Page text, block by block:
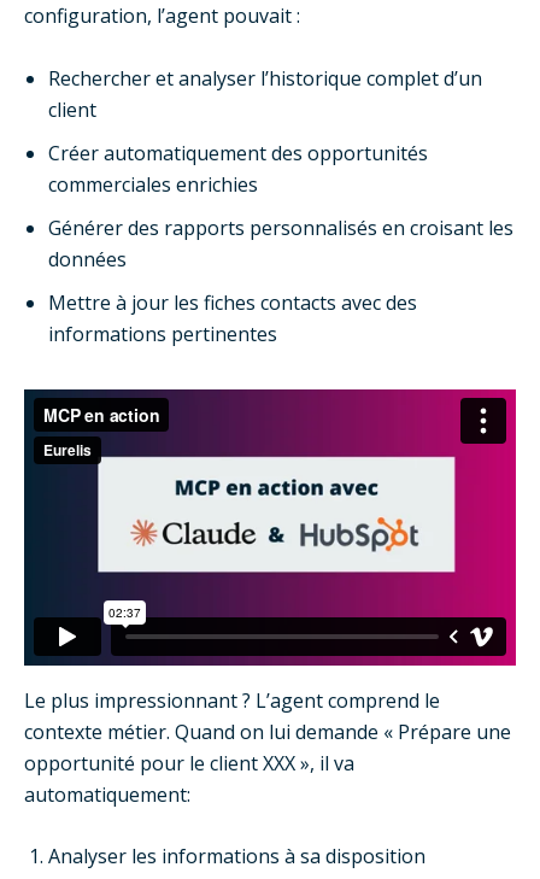
configuration, l’agent pouvait :
Rechercher et analyser l’historique complet d’un
client
Créer automatiquement des opportunités
commerciales enrichies
Générer des rapports personnalisés en croisant les
données
Mettre à jour les fiches contacts avec des
informations pertinentes
Le plus impressionnant ? L’agent comprend le
contexte métier. Quand on lui demande « Prépare une
opportunité pour le client XXX », il va
automatiquement:
Analyser les informations à sa disposition